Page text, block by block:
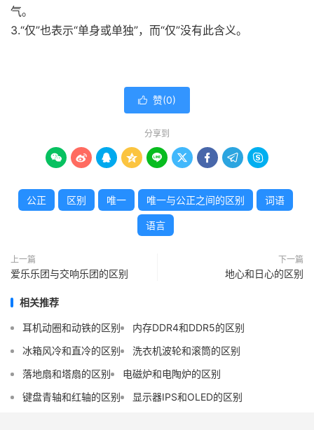
气。
3.“仅”也表示“单身或单独”，而“仅”没有此含义。
 赞(0)
分享到
        
公正 区别 唯一 唯一与公正之间的区别 词语
语言
上一篇
爱乐乐团与交响乐团的区别
下一篇
地心和日心的区别
相关推荐
耳机动圈和动铁的区别
内存DDR4和DDR5的区别
冰箱风冷和直冷的区别
洗衣机波轮和滚筒的区别
落地扇和塔扇的区别
电磁炉和电陶炉的区别
键盘青轴和红轴的区别
显示器IPS和OLED的区别